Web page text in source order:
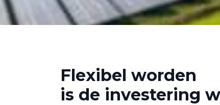
Flexibel worden
is de investering